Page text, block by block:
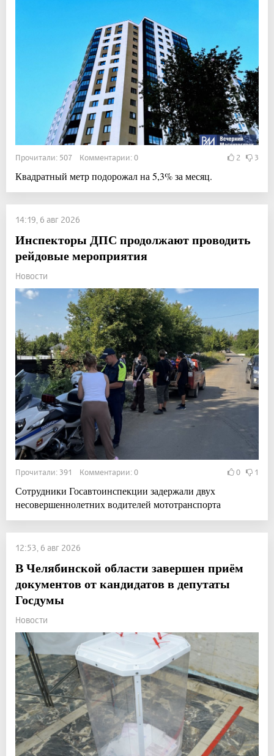
Прочитали: 507 Комментарии: 0 2 3
Квадратный метр подорожал на 5,3% за месяц.
14:19, 6 авг 2026
Инспекторы ДПС продолжают проводить
рейдовые мероприятия
Новости
Прочитали: 391 Комментарии: 0 0 1
Сотрудники Госавтоинспекции задержали двух
несовершеннолетних водителей мототранспорта
12:53, 6 авг 2026
В Челябинской области завершен приём
документов от кандидатов в депутаты
Госдумы
Новости